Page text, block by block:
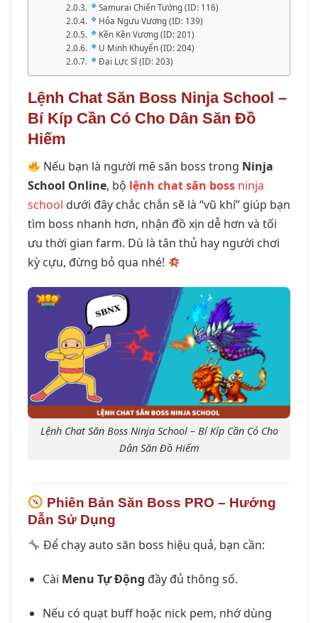
Samurai Chiến Tướng (ID: 116)
Hỏa Ngưu Vương (ID: 139)
Kền Kền Vương (ID: 201)
U Minh Khuyển (ID: 204)
Đại Lực Sĩ (ID: 203)
Lệnh Chat Săn Boss Ninja School –
Bí Kíp Cần Có Cho Dân Săn Đồ
Hiếm
Nếu bạn là người mê săn boss trong Ninja
School Online, bộ lệnh chat săn boss ninja
school dưới đây chắc chắn sẽ là “vũ khí” giúp bạn
tìm boss nhanh hơn, nhận đồ xịn dễ hơn và tối
ưu thời gian farm. Dù là tân thủ hay người chơi
kỳ cựu, đừng bỏ qua nhé!
Lệnh Chat Săn Boss Ninja School – Bí Kíp Cần Có Cho
Dân Săn Đồ Hiếm
Phiên Bản Săn Boss PRO – Hướng
Dẫn Sử Dụng
Để chạy auto săn boss hiệu quả, bạn cần:
Cài Menu Tự Động đầy đủ thông số.
Nếu có quạt buff hoặc nick pem, nhớ dùng